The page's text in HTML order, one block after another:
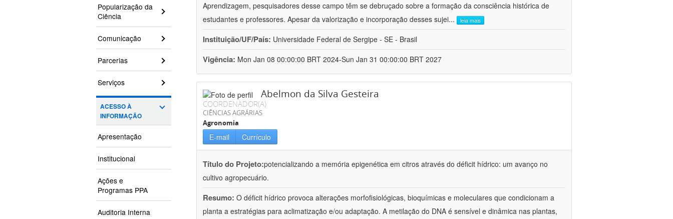
Popularização da
Ciência
Comunicação
Parcerias
Serviços
ACESSO À
INFORMAÇÃO
Apresentação
Institucional
Ações e
Programas PPA
Auditoria Interna
Aprendizagem, pesquisadores desse campo têm se debruçado sobre a formação da consciência histórica de
estudantes e professores. Apesar da valorização e incorporação desses sujei... leia mais
Instituição/UF/País: Universidade Federal de Sergipe - SE - Brasil
Vigência: Mon Jan 08 00:00:00 BRT 2024-Sun Jan 31 00:00:00 BRT 2027
Abelmon da Silva Gesteira
COORDENADOR(A)
CIÊNCIAS AGRÁRIAS
Agronomia
E-mail Currículo
Título do Projeto:potencializando a memória epigenética em citros através do déficit hídrico: um avanço no
cultivo agropecuário.
Resumo: O déficit hídrico provoca alterações morfofisiológicas, bioquímicas e moleculares que condicionam a
planta a estratégias para aclimatização e/ou adaptação. A metilação do DNA é sensível e dinâmica nas plantas,